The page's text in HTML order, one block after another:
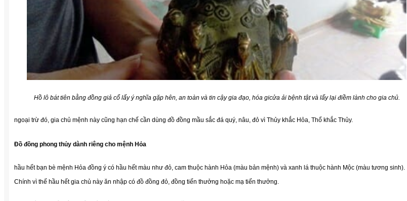
Hồ lô bát tiên bằng đồng giả cổ lấy ý nghĩa gặp hên, an toàn và tin cậy gia đạo, hóa gicửa ải bệnh tật và lấy lại điềm lành cho gia chủ.
ngoại trừ đó, gia chủ mệnh này cũng hạn chế cần dùng đồ đồng mầu sắc đá quý, nâu, đỏ vì Thủy khắc Hỏa, Thổ khắc Thủy.
Đồ đồng phong thủy dành riêng cho mệnh Hỏa
hầu hết bạn bè mệnh Hỏa đồng ý có hầu hết màu như đỏ, cam thuộc hành Hỏa (màu bản mệnh) và xanh lá thuộc hành Mộc (màu tương sinh).
Chính vì thế hầu hết gia chủ này ăn nhập có đồ đồng đỏ, đồng tiến thưởng hoặc mạ tiến thưởng.